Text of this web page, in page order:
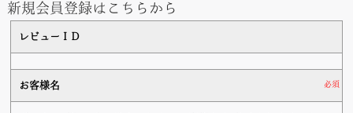
新規会員登録はこちらから
レビューＩＤ
お客様名 必須